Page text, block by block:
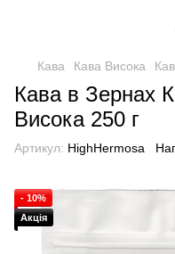
Кава Кава Висока
Кава в Зернах
Висока 250 г
Артикул: HighHermosa
- 10%
Акція